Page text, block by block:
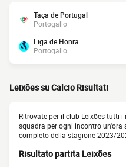
Taça de Portugal
Portogallo
Liga de Honra
Portogallo
Leixões su Calcio Risultati
Ritrovate per il club Leixões tutti
squadra per ogni incontro
completo della stagione 2023/
Risultato partita Leixões